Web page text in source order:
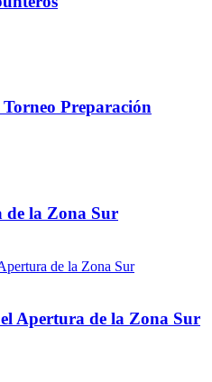
Preparación
de la Zona Sur
Apertura de la Zona Sur